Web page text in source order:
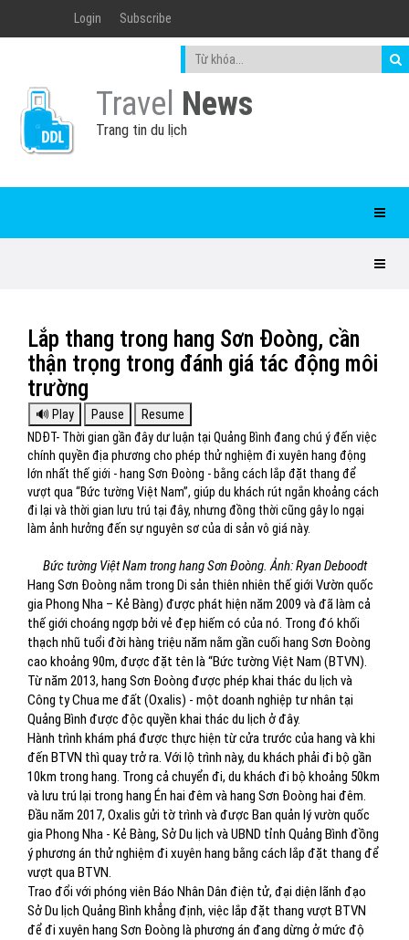
Login Subscribe
Travel News
Trang tin du lịch
Lắp thang trong hang Sơn Đoòng, cần
thận trọng trong đánh giá tác động môi
trường
NDĐT- Thời gian gần đây dư luận tại Quảng Bình đang chú ý đến việc
chính quyền địa phương cho phép thử nghiệm đi xuyên hang động
lớn nhất thế giới - hang Sơn Đoòng - bằng cách lắp đặt thang để
vượt qua “Bức tường Việt Nam”, giúp du khách rút ngắn khoảng cách
đi lại và thời gian lưu trú tại đây, nhưng đồng thời cũng gây lo ngại
làm ảnh hưởng đến sự nguyên sơ của di sản vô giá này.
Bức tường Việt Nam trong hang Sơn Đoòng. Ảnh: Ryan Deboodt
Hang Sơn Đoòng nằm trong Di sản thiên nhiên thế giới Vườn quốc
gia Phong Nha – Kẻ Bàng) được phát hiện năm 2009 và đã làm cả
thế giới choáng ngợp bởi vẻ đẹp hiếm có của nó. Trong đó khối
thạch nhũ tuổi đời hàng triệu năm nằm gần cuối hang Sơn Đoòng
cao khoảng 90m, được đặt tên là “Bức tường Việt Nam (BTVN).
Từ năm 2013, hang Sơn Đoòng được phép khai thác du lịch và
Công ty Chua me đất (Oxalis) - một doanh nghiệp tư nhân tại
Quảng Bình được độc quyền khai thác du lịch ở đây.
Hành trình khám phá được thực hiện từ cửa trước của hang và khi
đến BTVN thì quay trở ra. Với lộ trình này, du khách phải đi bộ gần
10km trong hang. Trong cả chuyển đi, du khách đi bộ khoảng 50km
và lưu trú lại trong hang Én hai đêm và hang Sơn Đoòng hai đêm.
Đầu năm 2017, Oxalis gửi tờ trình và được Ban quản lý vườn quốc
gia Phong Nha - Kẻ Bàng, Sở Du lịch và UBND tỉnh Quảng Bình đồng
ý phương án thử nghiệm đi xuyên hang bằng cách lắp đặt thang để
vượt qua BTVN.
Trao đổi với phóng viên Báo Nhân Dân điện tử, đại diện lãnh đạo
Sở Du lịch Quảng Bình khẳng định, việc lắp đặt thang vượt BTVN
để đi xuyên hang Sơn Đoòng là phương án đang dừng ở mức độ